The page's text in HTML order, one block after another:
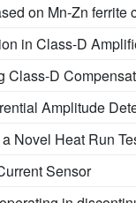
on Mn-Zn ferrite
in Class-D
Class-D
Amplitude
Novel Heat Run
Sensor